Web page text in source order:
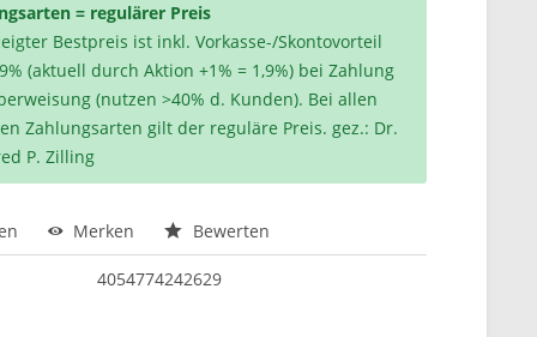
= regulärer Preis
Bestpreis ist inkl. Vorkasse-/Skontovorteil
(aktuell durch Aktion +1% = 1,9%) bei Zahlung
(nutzen >40% d. Kunden). Bei allen
Zahlungsarten gilt der reguläre Preis. gez.: Dr.
P. Zilling
Merken Bewerten
4054774242629